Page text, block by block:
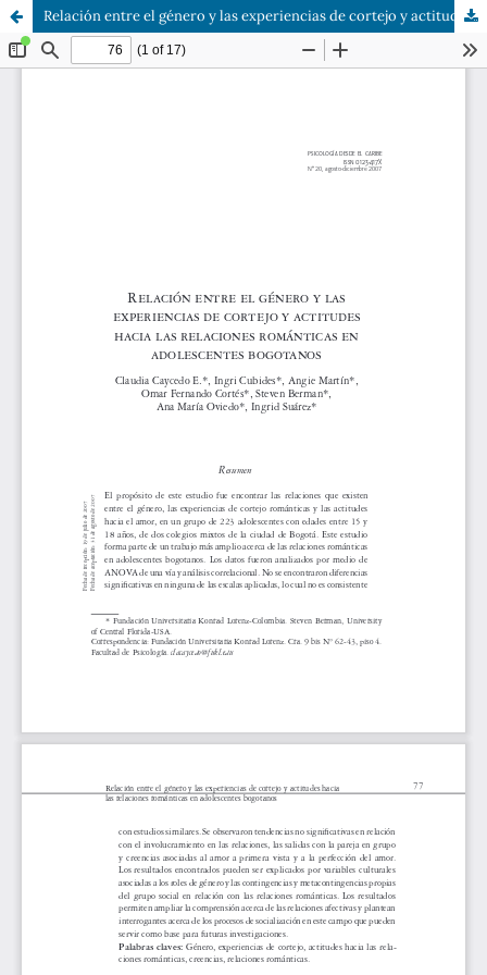
Relación entre el género y las experiencias de cortejo y actitudes hacia las relaciones románticas en adolescentes bogotanos